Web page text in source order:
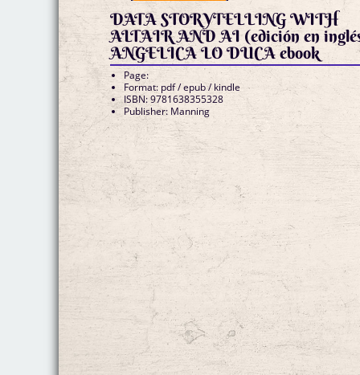
DATA STORYTELLING WITH
ALTAIR AND AI (edición en inglés)
ANGELICA LO DUCA ebook
Page:
Format: pdf / epub / kindle
ISBN: 9781638355328
Publisher: Manning